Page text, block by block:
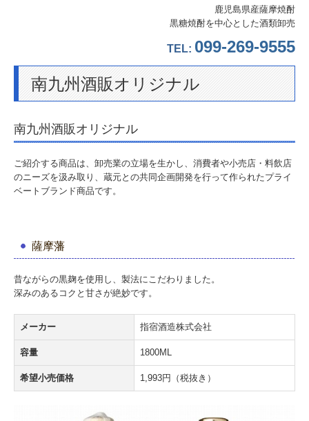
卸売業
取扱商品
企画商品
南九州酒販オリジナル
鹿児島県産薩摩焼酎
黒糖焼酎を中心とした酒類卸売
TEL: 099-269-9555
南九州酒販オリジナル
南九州酒販オリジナル
ご紹介する商品は、卸売業の立場を生かし、消費者や小売店・料飲店
のニーズを汲み取り、蔵元との共同企画開発を行って作られたプライ
ベートブランド商品です。
薩摩藩
昔ながらの黒麹を使用し、製法にこだわりました。
深みのあるコクと甘さが絶妙です。
メーカー 指宿酒造株式会社
容量 1800ML
希望小売価格 1,993円（税抜き）